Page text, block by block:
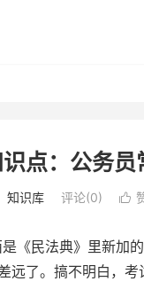
点：公务
知识库 评论(0) 
《民法典》里新加
远了。搞不明白，考